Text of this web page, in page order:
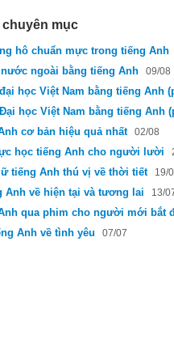
chuyên mục
hô chuẩn mực trong tiếng Anh
ngoài bằng tiếng Anh 09/08
học Việt Nam bằng tiếng Anh
học Việt Nam bằng tiếng Anh
cơ bản hiệu quả nhất 02/08
học tiếng Anh cho người lười
tiếng Anh thú vị về thời tiết 19/
Anh về hiện tại và tương lai 13/
qua phim cho người mới bắt
Anh về tình yêu 07/07